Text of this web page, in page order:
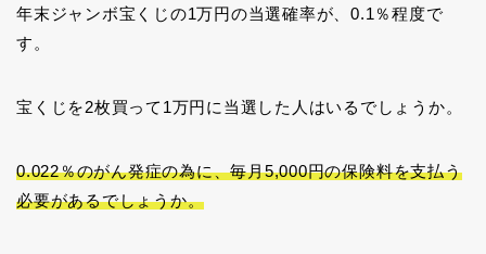
年末ジャンボ宝くじの1万円の当選確率が、0.1％程度で
す。
宝くじを2枚買って1万円に当選した人はいるでしょうか。
0.022％のがん発症の為に、毎月5,000円の保険料を支払う
必要があるでしょうか。